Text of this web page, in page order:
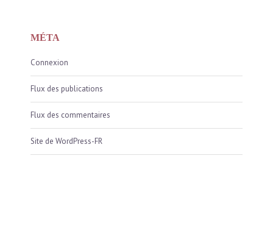
MÉTA
Connexion
Flux des publications
Flux des commentaires
Site de WordPress-FR